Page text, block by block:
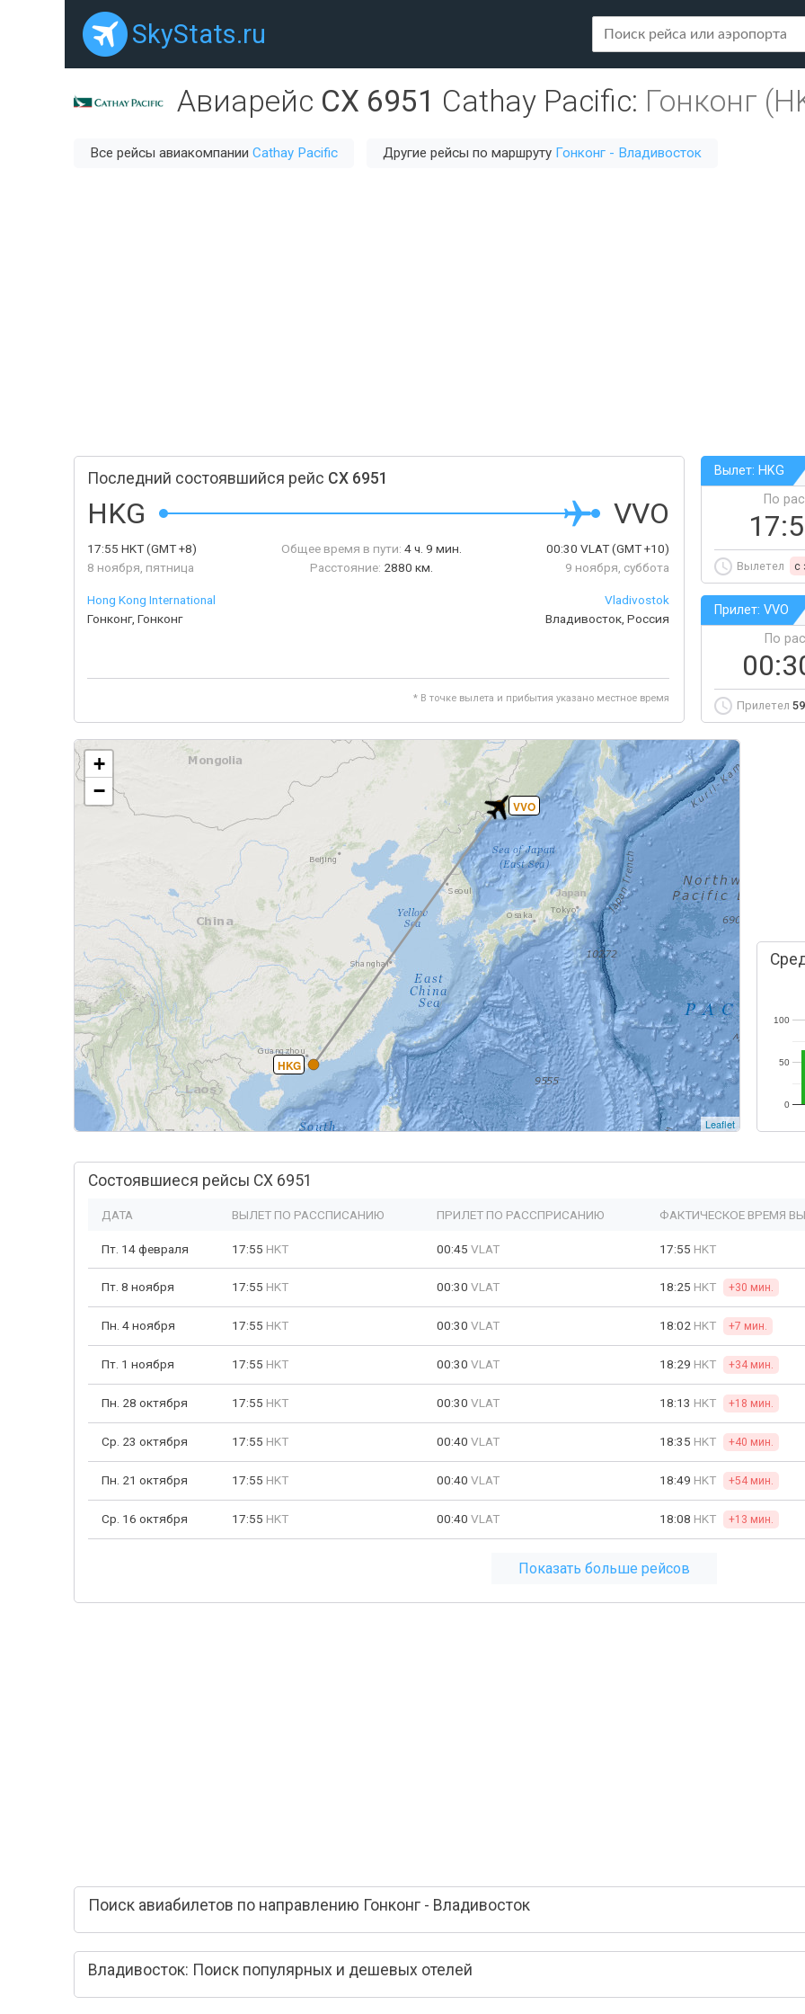
SkyStats.ru
Авиарейс CX 6951 Cathay Pacific: Гонконг
Все рейсы авиакомпании Cathay Pacific Другие рейсы по маршруту Гонконг - Владивосток
Последний состоявшийся рейс CX 6951
HKG VVO
17:55 HKT(GMT +8)
8 ноября, пятница
Общее время в пути: 4 ч. 9 мин.
Расстояние: 2880 км.
00:30VLAT(GMT +10)
9 ноября, суббота
Hong Kong International
Гонконг, Гонконг
Vladivostok
Владивосток, Россия
* В точке вылета и прибытия указано местное время
Вылет: HKG
По
Вылетел c
Прилет: VVO
По
Прилетел
HKG
VVO
+
−
Leaflet
0
50
100
Состоявшиеся рейсы CX 6951
ДАТА ВЫЛЕТ ПО РАССПИСАНИЮ ПРИЛЕТ ПО РАССПРИСАНИЮ ФАКТИЧЕСКОЕ ВРЕМЯ
Пт. 14 февраля 17:55 HKT 00:45 VLAT 17:55 HKT
Пт. 8 ноября 17:55 HKT 00:30 VLAT 18:25 HKT +30 мин.
Пн. 4 ноября 17:55 HKT 00:30 VLAT 18:02 HKT +7 мин.
Пт. 1 ноября 17:55 HKT 00:30 VLAT 18:29 HKT +34 мин.
Пн. 28 октября 17:55 HKT 00:30 VLAT 18:13 HKT +18 мин.
Ср. 23 октября 17:55 HKT 00:40 VLAT 18:35 HKT +40 мин.
Пн. 21 октября 17:55 HKT 00:40 VLAT 18:49 HKT +54 мин.
Ср. 16 октября 17:55 HKT 00:40 VLAT 18:08 HKT +13 мин.
Показать больше рейсов
Поиск авиабилетов по направлению Гонконг - Владивосток
Владивосток: Поиск популярных и дешевых отелей